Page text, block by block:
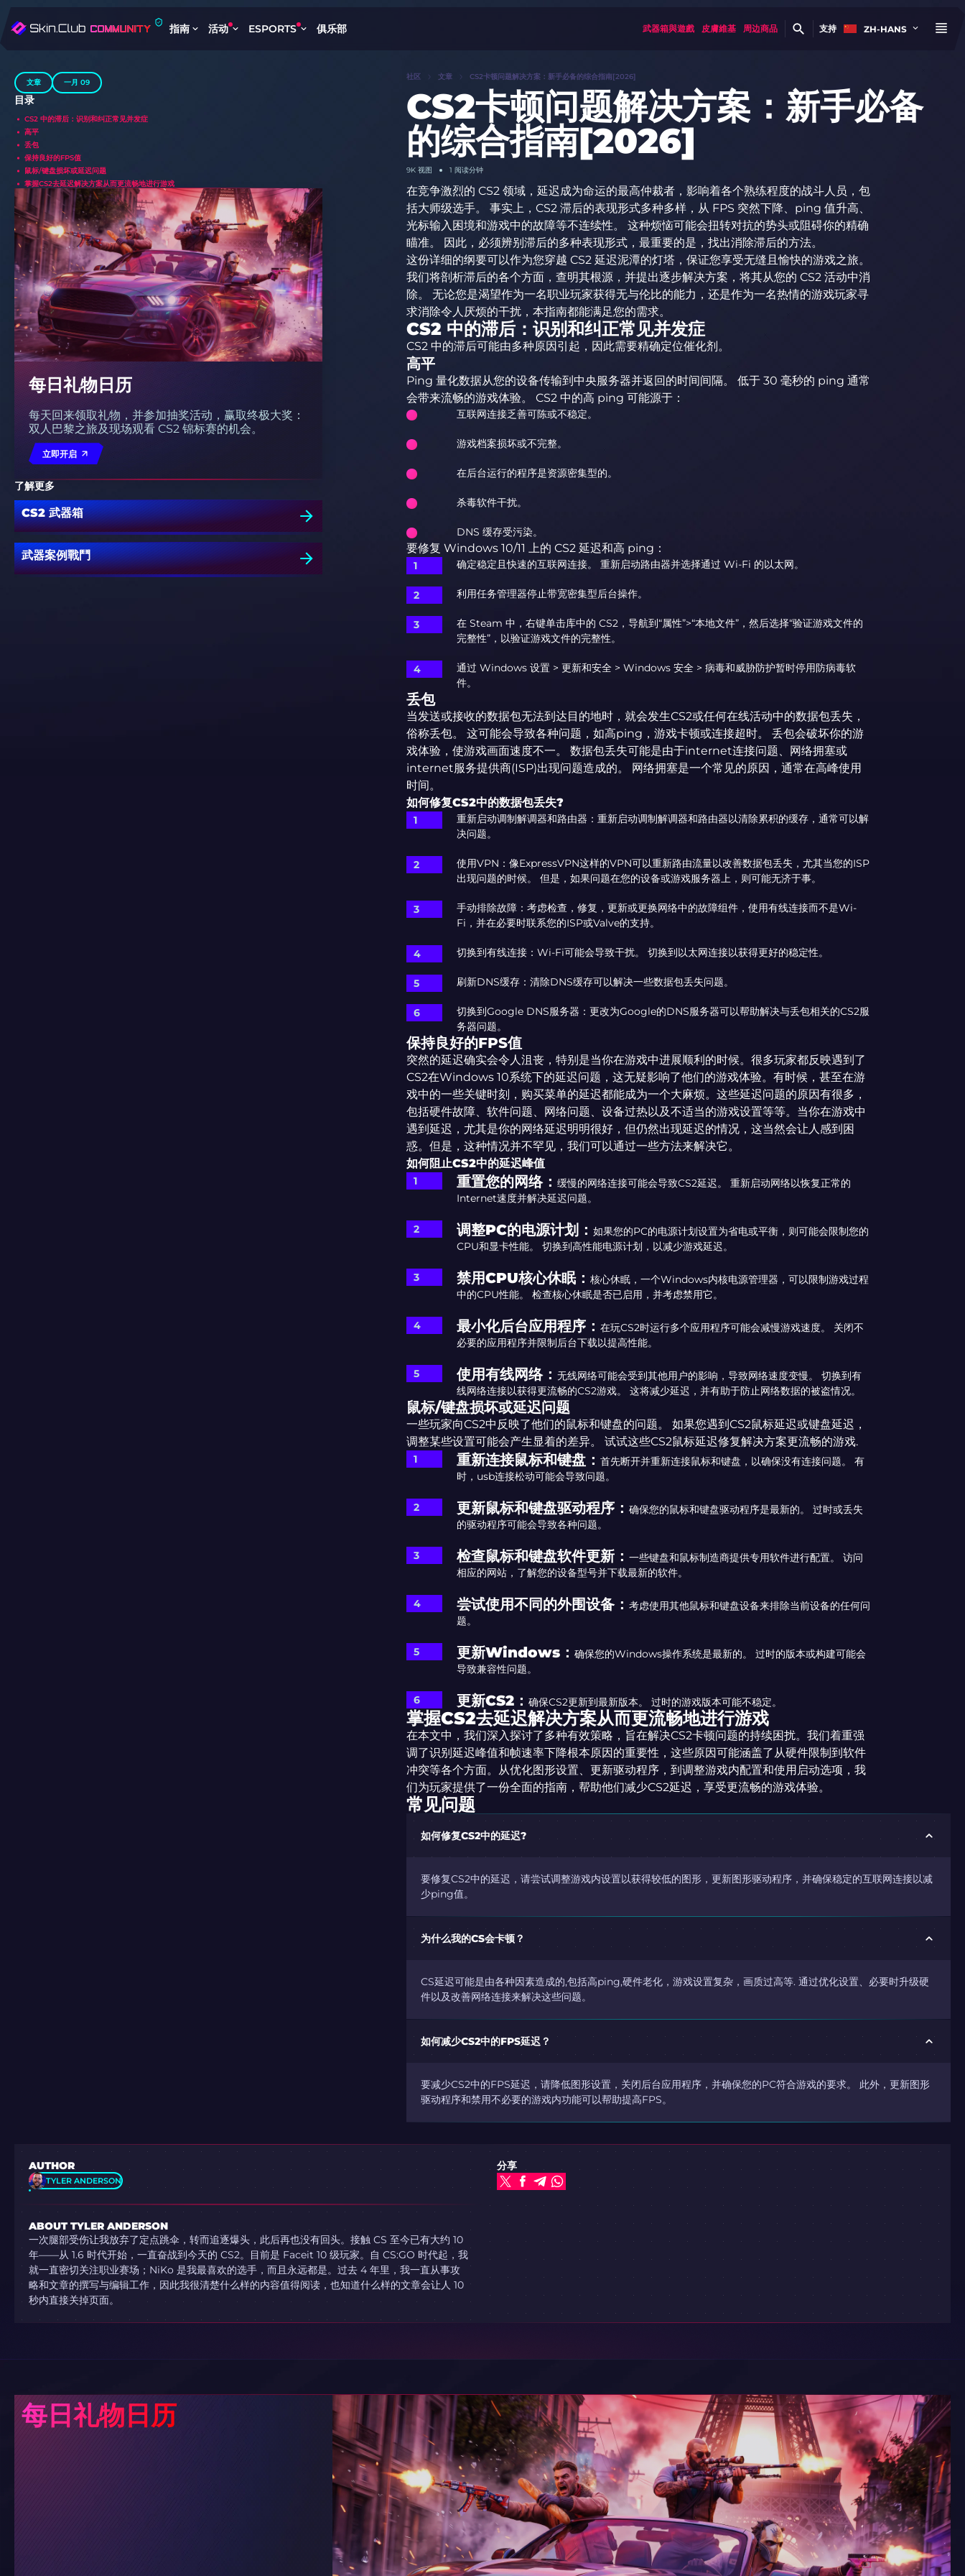
指南 活动 ESPORTS 俱乐部 武器箱與遊戲 皮膚維基 周边商品 支持 ZH-HANS
文章 一月 09
目录
CS2 中的滞后：识别和纠正常见并发症
高平
丢包
保持良好的FPS值
鼠标/键盘损坏或延迟问题
掌握CS2去延迟解决方案从而更流畅地进行游戏
每日礼物日历
每天回来领取礼物，并参加抽奖活动，赢取终极大奖：
双人巴黎之旅及现场观看 CS2 锦标赛的机会。
立即开启
了解更多
CS2 武器箱
武器案例戰鬥
社区 文章 CS2卡顿问题解决方案：新手必备的综合指南[2026]
CS2卡顿问题解决方案：新手必备
的综合指南[2026]
9K视图 1 阅读分钟
在竞争激烈的 CS2 领域，延迟成为命运的最高仲裁者，影响着各个熟练程度的战斗人员，包
括大师级选手。 事实上，CS2 滞后的表现形式多种多样，从 FPS 突然下降、ping 值升高、
光标输入困境和游戏中的故障等不连续性。 这种烦恼可能会扭转对抗的势头或阻碍你的精确
瞄准。 因此，必须辨别滞后的多种表现形式，最重要的是，找出消除滞后的方法。
这份详细的纲要可以作为您穿越 CS2 延迟泥潭的灯塔，保证您享受无缝且愉快的游戏之旅。
我们将剖析滞后的各个方面，查明其根源，并提出逐步解决方案，将其从您的 CS2 活动中消
除。 无论您是渴望作为一名职业玩家获得无与伦比的能力，还是作为一名热情的游戏玩家寻
求消除令人厌烦的干扰，本指南都能满足您的需求。
CS2 中的滞后：识别和纠正常见并发症
CS2 中的滞后可能由多种原因引起，因此需要精确定位催化剂。
高平
Ping 量化数据从您的设备传输到中央服务器并返回的时间间隔。 低于 30 毫秒的 ping 通常
会带来流畅的游戏体验。 CS2 中的高 ping 可能源于：
互联网连接乏善可陈或不稳定。
游戏档案损坏或不完整。
在后台运行的程序是资源密集型的。
杀毒软件干扰。
DNS 缓存受污染。
要修复 Windows 10/11 上的 CS2 延迟和高 ping：
确定稳定且快速的互联网连接。 重新启动路由器并选择通过 Wi-Fi 的以太网。
利用任务管理器停止带宽密集型后台操作。
在 Steam 中，右键单击库中的 CS2，导航到“属性”>“本地文件”，然后选择“验证游戏文件的
完整性”，以验证游戏文件的完整性。
通过 Windows 设置 > 更新和安全 > Windows 安全 > 病毒和威胁防护暂时停用防病毒软
件。
丢包
当发送或接收的数据包无法到达目的地时，就会发生CS2或任何在线活动中的数据包丢失，
俗称丢包。 这可能会导致各种问题，如高ping，游戏卡顿或连接超时。 丢包会破坏你的游
戏体验，使游戏画面速度不一。 数据包丢失可能是由于internet连接问题、网络拥塞或
internet服务提供商(ISP)出现问题造成的。 网络拥塞是一个常见的原因，通常在高峰使用
时间。
如何修复CS2中的数据包丢失?
重新启动调制解调器和路由器：重新启动调制解调器和路由器以清除累积的缓存，通常可以解
决问题。
使用VPN：像ExpressVPN这样的VPN可以重新路由流量以改善数据包丢失，尤其当您的ISP
出现问题的时候。 但是，如果问题在您的设备或游戏服务器上，则可能无济于事。
手动排除故障：考虑检查，修复，更新或更换网络中的故障组件，使用有线连接而不是Wi-
Fi，并在必要时联系您的ISP或Valve的支持。
切换到有线连接：Wi-Fi可能会导致干扰。 切换到以太网连接以获得更好的稳定性。
刷新DNS缓存：清除DNS缓存可以解决一些数据包丢失问题。
切换到Google DNS服务器：更改为Google的DNS服务器可以帮助解决与丢包相关的CS2服
务器问题。
保持良好的FPS值
突然的延迟确实会令人沮丧，特别是当你在游戏中进展顺利的时候。很多玩家都反映遇到了
CS2在Windows 10系统下的延迟问题，这无疑影响了他们的游戏体验。有时候，甚至在游
戏中的一些关键时刻，购买菜单的延迟都能成为一个大麻烦。这些延迟问题的原因有很多，
包括硬件故障、软件问题、网络问题、设备过热以及不适当的游戏设置等等。当你在游戏中
遇到延迟，尤其是你的网络延迟明明很好，但仍然出现延迟的情况，这当然会让人感到困
惑。但是，这种情况并不罕见，我们可以通过一些方法来解决它。
如何阻止CS2中的延迟峰值
重置您的网络： 缓慢的网络连接可能会导致CS2延迟。 重新启动网络以恢复正常的
Internet速度并解决延迟问题。
调整PC的电源计划： 如果您的PC的电源计划设置为省电或平衡，则可能会限制您的
CPU和显卡性能。 切换到高性能电源计划，以减少游戏延迟。
禁用CPU核心休眠： 核心休眠，一个Windows内核电源管理器，可以限制游戏过程
中的CPU性能。 检查核心休眠是否已启用，并考虑禁用它。
最小化后台应用程序： 在玩CS2时运行多个应用程序可能会减慢游戏速度。 关闭不
必要的应用程序并限制后台下载以提高性能。
使用有线网络： 无线网络可能会受到其他用户的影响，导致网络速度变慢。 切换到有
线网络连接以获得更流畅的CS2游戏。 这将减少延迟，并有助于防止网络数据的被盗情况。
鼠标/键盘损坏或延迟问题
一些玩家向CS2中反映了他们的鼠标和键盘的问题。 如果您遇到CS2鼠标延迟或键盘延迟，
调整某些设置可能会产生显着的差异。 试试这些CS2鼠标延迟修复解决方案更流畅的游戏.
重新连接鼠标和键盘： 首先断开并重新连接鼠标和键盘，以确保没有连接问题。 有
时，usb连接松动可能会导致问题。
更新鼠标和键盘驱动程序： 确保您的鼠标和键盘驱动程序是最新的。 过时或丢失
的驱动程序可能会导致各种问题。
检查鼠标和键盘软件更新： 一些键盘和鼠标制造商提供专用软件进行配置。 访问
相应的网站，了解您的设备型号并下载最新的软件。
尝试使用不同的外围设备： 考虑使用其他鼠标和键盘设备来排除当前设备的任何问
题。
更新Windows： 确保您的Windows操作系统是最新的。 过时的版本或构建可能会
导致兼容性问题。
更新CS2： 确保CS2更新到最新版本。 过时的游戏版本可能不稳定。
掌握CS2去延迟解决方案从而更流畅地进行游戏
在本文中，我们深入探讨了多种有效策略，旨在解决CS2卡顿问题的持续困扰。我们着重强
调了识别延迟峰值和帧速率下降根本原因的重要性，这些原因可能涵盖了从硬件限制到软件
冲突等各个方面。从优化图形设置、更新驱动程序，到调整游戏内配置和使用启动选项，我
们为玩家提供了一份全面的指南，帮助他们减少CS2延迟，享受更流畅的游戏体验。
常见问题
如何修复CS2中的延迟?
要修复CS2中的延迟，请尝试调整游戏内设置以获得较低的图形，更新图形驱动程序，并确保稳定的互联网连接以减
少ping值。
为什么我的CS会卡顿？
CS延迟可能是由各种因素造成的,包括高ping,硬件老化，游戏设置复杂，画质过高等. 通过优化设置、必要时升级硬
件以及改善网络连接来解决这些问题。
如何减少CS2中的FPS延迟？
要减少CS2中的FPS延迟，请降低图形设置，关闭后台应用程序，并确保您的PC符合游戏的要求。 此外，更新图形
驱动程序和禁用不必要的游戏内功能可以帮助提高FPS。
AUTHOR
TYLER ANDERSON
ABOUT TYLER ANDERSON
一次腿部受伤让我放弃了定点跳伞，转而追逐爆头，此后再也没有回头。接触 CS 至今已有大约 10
年——从 1.6 时代开始，一直奋战到今天的 CS2。目前是 Faceit 10 级玩家。自 CS:GO 时代起，我
就一直密切关注职业赛场；NiKo 是我最喜欢的选手，而且永远都是。过去 4 年里，我一直从事攻
略和文章的撰写与编辑工作，因此我很清楚什么样的内容值得阅读，也知道什么样的文章会让人 10
秒内直接关掉页面。
分享
每日礼物日历